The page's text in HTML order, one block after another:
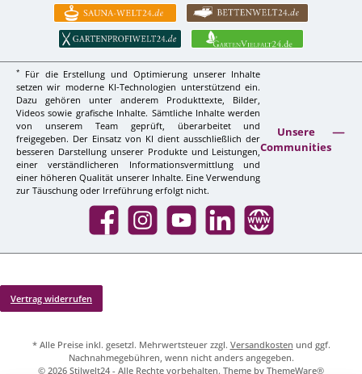
*
Für die Erstellung und Optimierung unserer Inhalte
setzen wir moderne KI-Technologien unterstützend ein.
Dazu gehören unter anderem Produkttexte, Bilder,
Videos sowie grafische Inhalte. Sämtliche Inhalte werden
von unserem Team geprüft, überarbeitet und
freigegeben. Der Einsatz von KI dient ausschließlich der
besseren Darstellung unserer Produkte und Leistungen,
einer verständlicheren Informationsvermittlung und
einer höheren Qualität unserer Inhalte. Eine Verwendung
zur Täuschung oder Irreführung erfolgt nicht.
Unsere
Communities
Facebook InstagramYouTube LinkedIn Website
Vertrag widerrufen
* Alle Preise inkl. gesetzl. Mehrwertsteuer zzgl. Versandkosten und ggf.
Nachnahmegebühren, wenn nicht anders angegeben.
© 2026 Stilwelt24 - Alle Rechte vorbehalten. Theme by ThemeWare®